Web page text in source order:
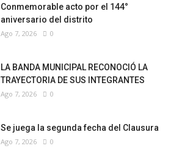
Conmemorable acto por el 144°
aniversario del distrito
Ago 7, 2026 0
LA BANDA MUNICIPAL RECONOCIÓ LA
TRAYECTORIA DE SUS INTEGRANTES
Ago 7, 2026 0
Se juega la segunda fecha del Clausura
Ago 7, 2026 0